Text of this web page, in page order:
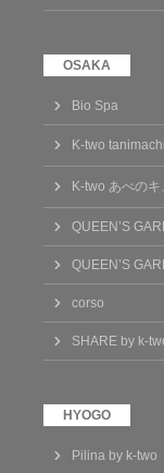
Bio Spa
K-two
K-two あべの
QUEEN’S
QUEEN’S
corso
SHARE by k-
Pilina by k-two